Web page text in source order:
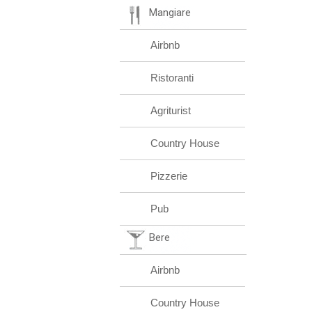
Mangiare
Airbnb
Ristoranti
Agriturist
Country House
Pizzerie
Pub
Bere
Airbnb
Country House